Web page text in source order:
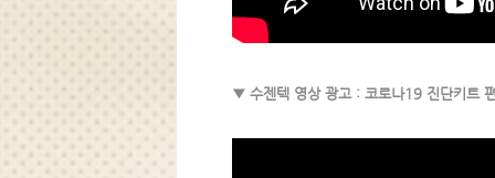
▼ 수젠텍 영상 광고 : 코로나19 진단키트